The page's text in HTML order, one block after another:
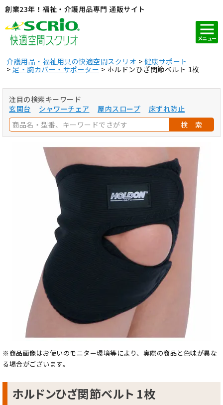
創業23年！福祉・介護用品専門 通販サイト
メニュー
介護用品・福祉用具の快適空間スクリオ
健康サポート
足・腕カバー・サポーター
ホルドンひざ関節ベルト 1枚
注目の検索キーワード
玄関台
シャワーチェア 屋内スロープ
床ずれ防止
検 索
※商品画像はお使いのモニター環境等により、実際の商品と色味が異な
る場合がございます。
ホルドンひざ関節ベルト 1枚